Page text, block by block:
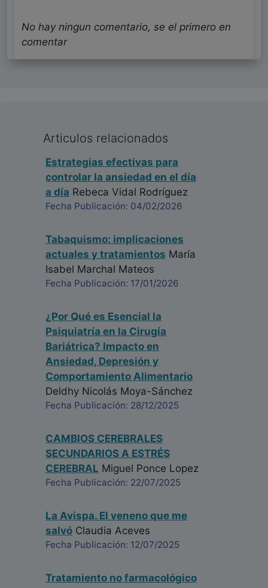
No hay ningun comentario, se el primero en
comentar
Articulos relacionados
Estrategias efectivas para
controlar la ansiedad en el día
a día Rebeca Vidal Rodríguez
Fecha Publicación: 04/02/2026
Tabaquismo: implicaciones
actuales y tratamientos María
Isabel Marchal Mateos
Fecha Publicación: 17/01/2026
¿Por Qué es Esencial la
Psiquiatría en la Cirugía
Bariátrica? Impacto en
Ansiedad, Depresión y
Comportamiento Alimentario
Deldhy Nicolás Moya-Sánchez
Fecha Publicación: 28/12/2025
CAMBIOS CEREBRALES
SECUNDARIOS A ESTRÉS
CEREBRAL Miguel Ponce Lopez
Fecha Publicación: 22/07/2025
La Avispa. El veneno que me
salvó Claudia Aceves
Fecha Publicación: 12/07/2025
Tratamiento no farmacológico